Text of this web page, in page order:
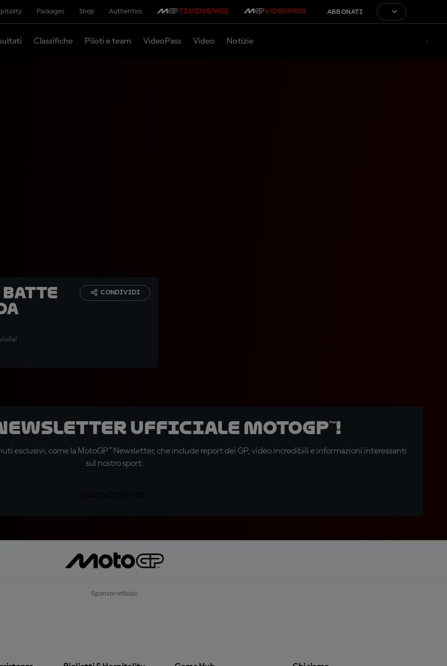
Packages Shop Authentics ABBONATI
Classifiche Piloti e team VideoPass Video Notizie
batte
CONDIVIDI
ufficiale MotoGP™!
esclusivi, come la MotoGP™ Newsletter, che include report dei GP, video incredibili e informazioni interessanti
sul nostro sport.
Sponsor ufficiali